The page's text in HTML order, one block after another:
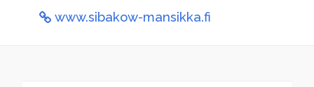
www.sibakow-mansikka.fi